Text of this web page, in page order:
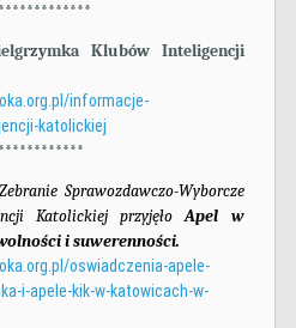
Klubów Inteligencji
informacje-
katolickiej
Sprawozdawczo-Wyborcze
Katolickiej przyjęłoApel w
i suwerenności.
oswiadczenia-apele-
i-apele-kik-w-katowicach-w-